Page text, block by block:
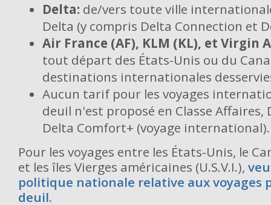
Delta: de/vers toute ville
Delta (y compris Delta Connection et
Air France (AF), KLM (KL), et Virgin
tout départ des États-Unis ou du
destinations internationales
Aucun tarif pour les voyages
deuil n'est proposé en Classe Affaires,
Delta Comfort+ (voyage international).
Pour les voyages entre les États-Unis, le
et les îles Vierges américaines (U.S.V.I.),
politique nationale relative aux voyages
deuil.